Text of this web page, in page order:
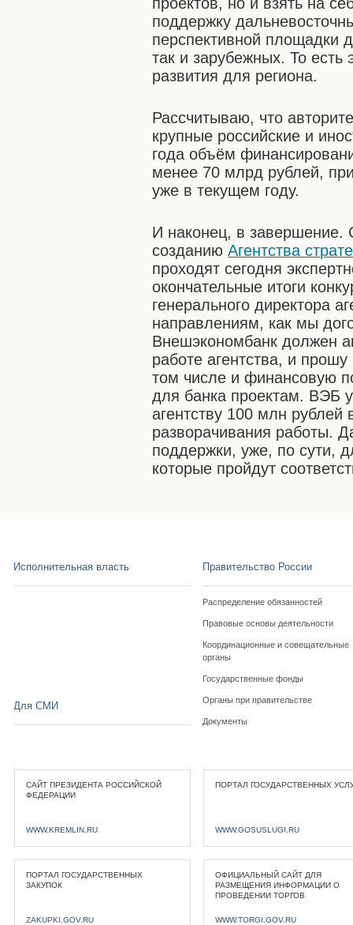
поддержку
перспективной площадки
так и зарубежных. То
развития для региона.
Рассчитываю, что
крупные российские и
года объём
менее 70 млрд рублей,
уже в текущем году.
И наконец, в завершение.
созданиюАгентства
проходят сегодня
окончательные итоги
генерального директора
направлениям, как мы
Внешэкономбанк должен
работе агентства, и
том числе и финансовую
для банка проектам. ВЭБ
агентству 100 млн
разворачивания работы.
поддержки, уже, по сути,
которые пройдут
Исполнительная власть Правительство России
Распределение обязанностей
Правовые основы деятельности
Координационные и совещательные
органы
Государственные фонды
Органы при правительстве
Документы
Для СМИ
САЙТ ПРЕЗИДЕНТА РОССИЙСКОЙ
ФЕДЕРАЦИИ
WWW.KREMLIN.RU
ПОРТАЛ ГОСУДАРСТВЕННЫХ
WWW.GOSUSLUGI.RU
ПОРТАЛ ГОСУДАРСТВЕННЫХ
ЗАКУПОК
ZAKUPKI.GOV.RU
ОФИЦИАЛЬНЫЙ САЙТ ДЛЯ
РАЗМЕЩЕНИЯ ИНФОРМАЦИИ О
ПРОВЕДЕНИИ ТОРГОВ
WWW.TORGI.GOV.RU